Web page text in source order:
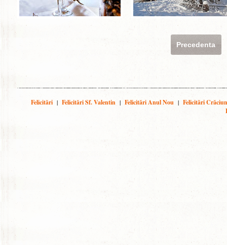
Precedenta
Felicitări | Felicitări Sf. Valentin | Felicitări Anul Nou | Felicitări